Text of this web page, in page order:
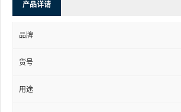
产品详请
品牌
货号
用途